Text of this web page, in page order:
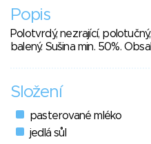
Popis
Polotvrdý, nezrající,
balený. Sušina min. 50%.
Složení
pasterované mléko
jedlá sůl